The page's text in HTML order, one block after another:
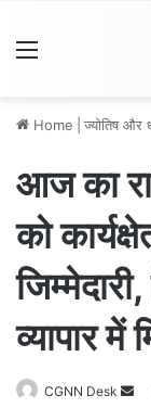
Home ज्योतिष और
आज का
को
व्यापार में
CGNN Desk